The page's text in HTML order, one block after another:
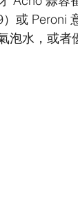
或 Peroni
泡水，或